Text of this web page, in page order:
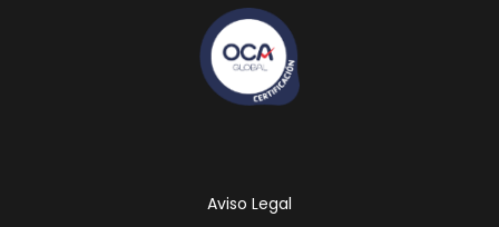
Aviso Legal